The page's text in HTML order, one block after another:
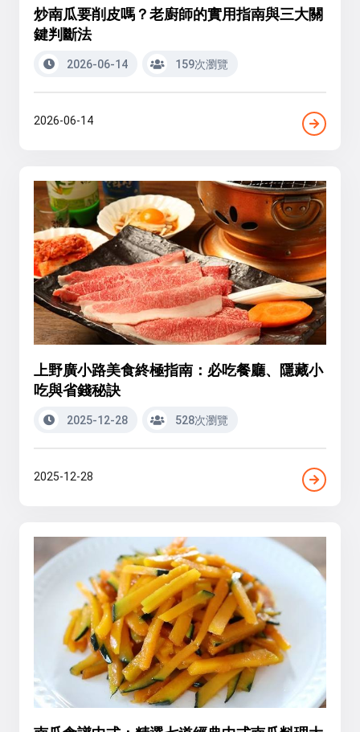
炒南瓜要削皮嗎？老廚師的實用指南與三大關
鍵判斷法
2026-06-14 159次瀏覽
2026-06-14
上野廣小路美食終極指南：必吃餐廳、隱藏小
吃與省錢秘訣
2025-12-28 528次瀏覽
2025-12-28